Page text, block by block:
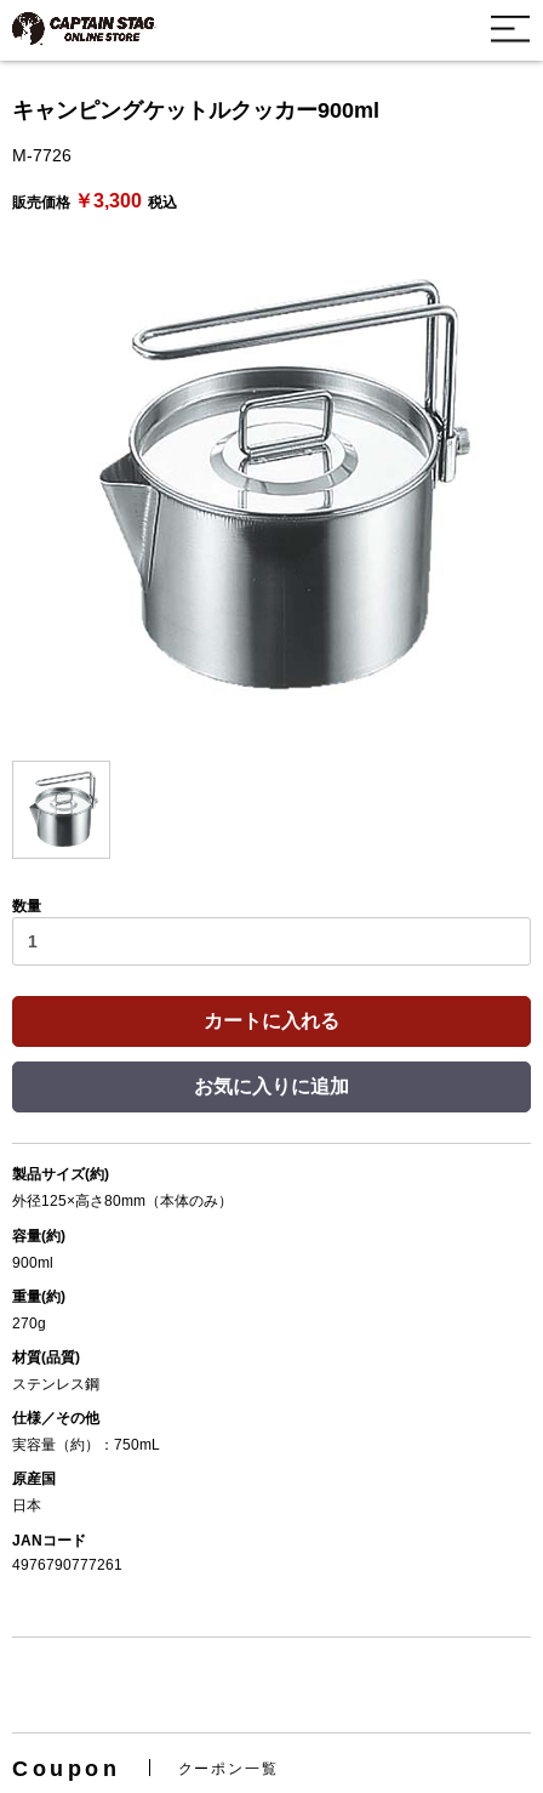
キャンピングケットルクッカー900ml
M-7726
販売価格 ￥3,300 税込
数量
カートに入れる
お買い物を続ける
お気に入りに追加
製品サイズ(約)
外径125×高さ80mm（本体のみ）
容量(約)
900ml
重量(約)
270g
材質(品質)
ステンレス鋼
仕様／その他
実容量（約）：750mL
原産国
日本
JANコード
4976790777261
Coupon クーポン一覧